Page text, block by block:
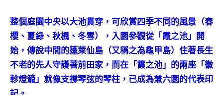
遊
書
者、
各
發
表
整個庭園中央以大池貫穿，可欣賞四季不同的風景（春
櫻、夏綠、秋楓、冬雪），入園參觀從「霞之池」開
始，傳說中間的蓬萊仙島（又稱之為龜甲島）住著長生
不老的先人守護著前田家，而在「霞之池」的兩座「徽
軫燈籠」就像支撐琴弦的琴柱，已成為兼六園的代表印